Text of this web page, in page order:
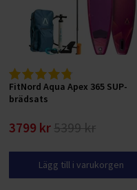
FitNord Aqua Apex 365 SUP-
brädsats
3799 kr 5399 kr
Lägg till i varukorgen